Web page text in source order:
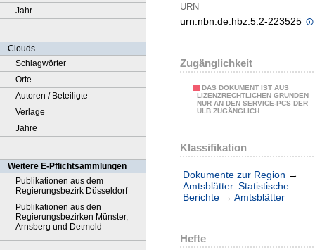
Jahr
Clouds
Schlagwörter
Orte
Autoren / Beteiligte
Verlage
Jahre
Weitere E-Pflichtsammlungen
Publikationen aus dem
Regierungsbezirk Düsseldorf
Publikationen aus den
Regierungsbezirken Münster,
Arnsberg und Detmold
URN
urn:nbn:de:hbz:5:2-223525
Zugänglichkeit
DAS DOKUMENT IST AUS
LIZENZRECHTLICHEN GRÜNDEN
NUR AN DEN SERVICE-PCS DER
ULB ZUGÄNGLICH.
Klassifikation
Dokumente zur Region →
Amtsblätter. Statistische
Berichte → Amtsblätter
Hefte